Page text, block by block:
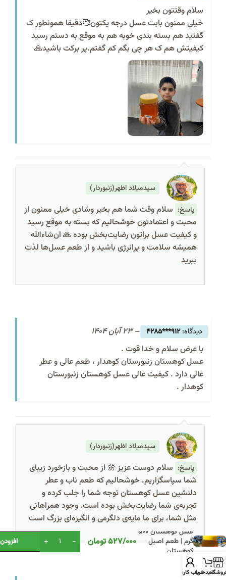
سلام وقتتون بخیر
خیلی ممنون بابت عسل درجه یکتون🥰دقیقا همونطور ک
گفتید هم بسته بندی خوبه هم به موقع به دستم رسید
کیفیتش هم ک هر چی بگم کم گفتم.پر برکت باشید🙏
سیدمیلاد اظهر(زنبوردار)
پاسخ: سلام وقت شما هم بخیر وشادی خیلی ممنون از
محبت و اعتمادتون خوشحالیم که بسته به موقع رسید
و کیفیت عسل براتون رضایت‌بخش بوده 🙏 ان‌شاءالله
همیشه سلامت و پرانرژی باشید و از طعم عسل‌ها لذت
ببرید
912***4285
– 23 آبان 1404
با عرض سلام و خدا قوت .
عسل کوهستان زنبورستان کوهدار ، طعم عالی و عطر
عالی دارد . کیفیت عالی عسل کوهستان زنبورستان
کوهدار .
سیدمیلاد اظهر(زنبوردار)
پاسخ: سلام دوست عزیز 🌼 از محبت و بازخورد زیبای
شما سپاسگزاریم. خوشحالیم که طعم ناب و عطر
دلنشین عسل کوهستان توجه شما را جلب کرده و
تجربه‌ی شما رضایت‌بخش بوده است. وجود همراهانی
مثل شما، برای ما مایه‌ی دلگرمی و انگیزه‌ای بزرگ است
سبد خریدحساب کاربری
عسل کوهستان 500
گرم | طعم اصیل
کوهستان
527/000تومان Alternative: